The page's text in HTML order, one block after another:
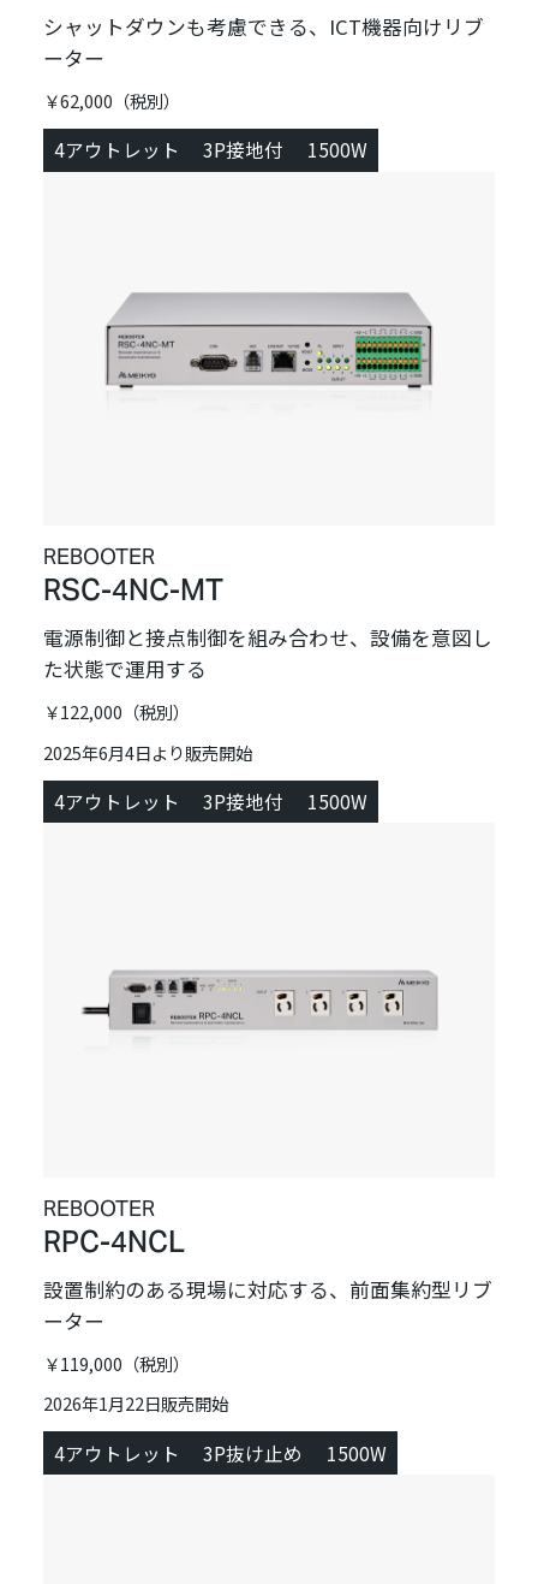
シャットダウンも考慮できる、ICT機器向けリブ
ーター
￥62,000（税別）
4アウトレット 3P接地付 1500W
REBOOTER
RSC-4NC-MT
電源制御と接点制御を組み合わせ、設備を意図し
た状態で運用する
￥122,000（税別）
2025年6月4日より販売開始
4アウトレット 3P接地付 1500W
REBOOTER
RPC-4NCL
設置制約のある現場に対応する、前面集約型リブ
ーター
￥119,000（税別）
2026年1月22日販売開始
4アウトレット 3P抜け止め 1500W